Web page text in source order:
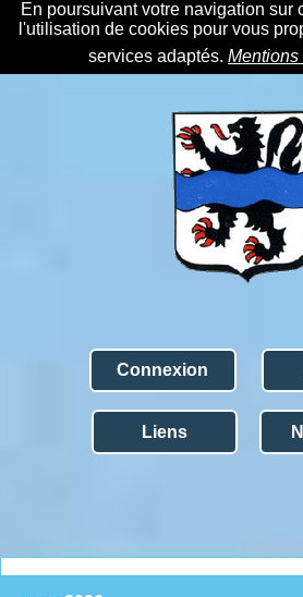
En poursuivant votre navigation sur
l'utilisation de cookies pour vous
services adaptés.
Connexion
Liens